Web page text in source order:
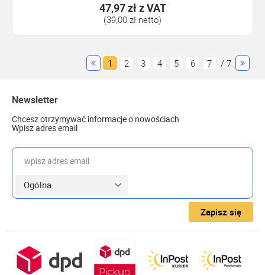
47,97 złz VAT
(39,00 zł netto)
1 2 3 4 5 6 7 / 7
Newsletter
Chcesz otrzymywać informacje o nowościach
Wpisz adres email
wpisz adres email
Zapisz się